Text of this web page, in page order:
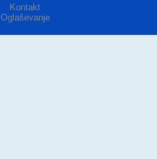
Kontakt
Oglaševanje